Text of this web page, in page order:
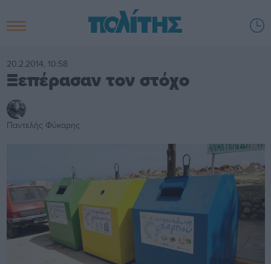
20.2.2014, 10:58
Ξεπέρασαν τον στόχο
Παντελής Φύκαρης